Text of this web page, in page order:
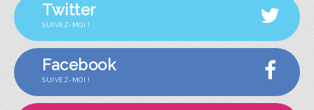
Twitter
SUIVEZ-MOI !
Facebook
SUIVEZ-MOI !